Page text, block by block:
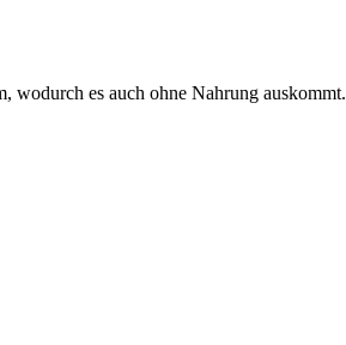
wodurch es auch ohne Nahrung auskommt.